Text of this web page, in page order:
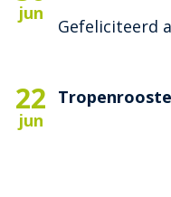
jun
Gefeliciteerd
22
jun